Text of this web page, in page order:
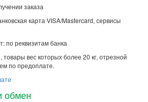
заказа
карта VISA/Mastercard, сервисы
по реквизитам банка
вес которых более 20 кг, отрезной
по предоплате.
обмен